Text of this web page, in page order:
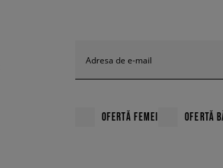
Adresa de e-mail
OFERTĂ FEMEI OFERTĂ